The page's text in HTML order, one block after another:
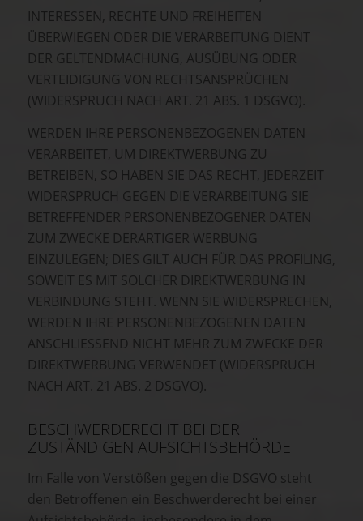
INTERESSEN, RECHTE UND FREIHEITEN
ÜBERWIEGEN ODER DIE VERARBEITUNG DIENT
DER GELTENDMACHUNG, AUSÜBUNG ODER
VERTEIDIGUNG VON RECHTSANSPRÜCHEN
(WIDERSPRUCH NACH ART. 21 ABS. 1 DSGVO).
WERDEN IHRE PERSONENBEZOGENEN DATEN
VERARBEITET, UM DIREKTWERBUNG ZU
BETREIBEN, SO HABEN SIE DAS RECHT, JEDERZEIT
WIDERSPRUCH GEGEN DIE VERARBEITUNG SIE
BETREFFENDER PERSONENBEZOGENER DATEN
ZUM ZWECKE DERARTIGER WERBUNG
EINZULEGEN; DIES GILT AUCH FÜR DAS PROFILING,
SOWEIT ES MIT SOLCHER DIREKTWERBUNG IN
VERBINDUNG STEHT. WENN SIE WIDERSPRECHEN,
WERDEN IHRE PERSONENBEZOGENEN DATEN
ANSCHLIESSEND NICHT MEHR ZUM ZWECKE DER
DIREKTWERBUNG VERWENDET (WIDERSPRUCH
NACH ART. 21 ABS. 2 DSGVO).
BESCHWERDE­RECHT BEI DER
ZUSTÄNDIGEN AUFSICHTS­BEHÖRDE
Im Falle von Verstößen gegen die DSGVO steht
den Betroffenen ein Beschwerderecht bei einer